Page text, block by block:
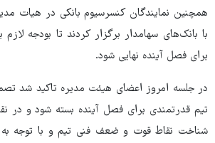
همچنین نمایندگان کنسرسیوم بانکی در هیات
با بانک‌های سهامدار برگزار کردند تا بودجه
برای فصل آینده نهایی شود.
در جلسه امروز اعضای ھیئت مدیره تاکید شد
تیم قدرتمندی برای فصل آینده بسته شود و در
شناخت نقاط قوت و ضعف فنی تیم و با توجه به